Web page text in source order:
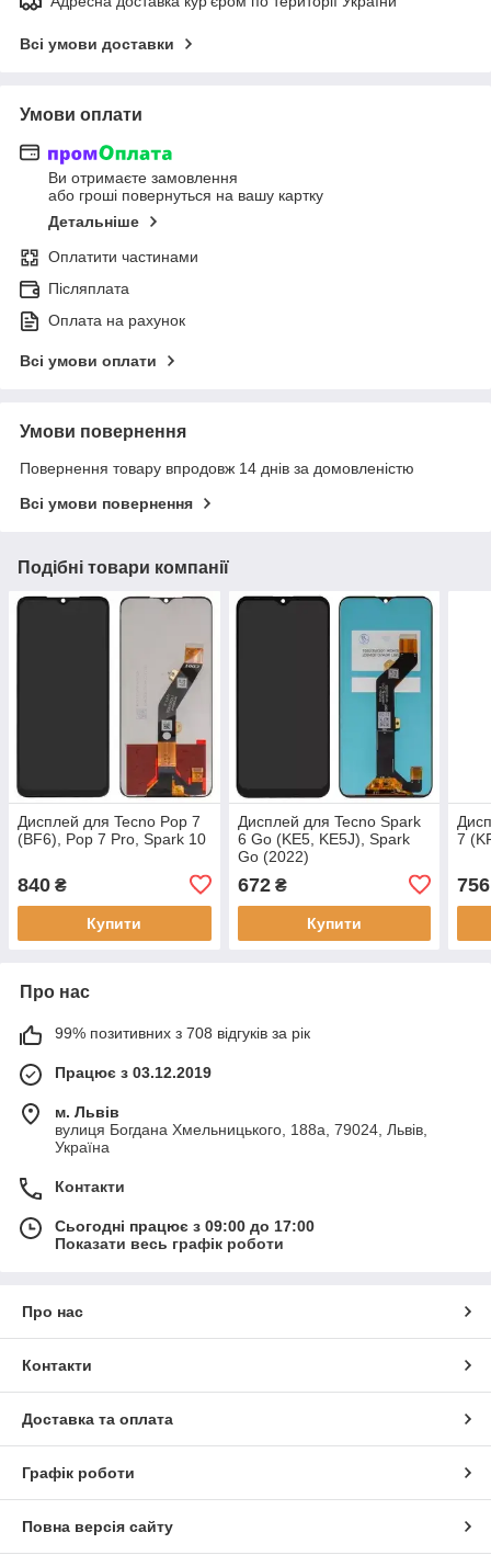
Всі умови доставки
Умови оплати
Ви отримаєте замовлення
або гроші повернуться на вашу картку
Детальніше
Оплатити частинами
Післяплата
Оплата на рахунок
Всі умови оплати
Умови повернення
Повернення товару впродовж 14 днів за домовленістю
Всі умови повернення
Подібні товари компанії
Дисплей для Tecno Pop 7
(BF6), Pop 7 Pro, Spark 10
840 ₴
Купити
Дисплей для Tecno Spark
6 Go (KE5, KE5J), Spark
Go (2022)
672₴
Купити
7
756
Про нас
99% позитивних з 708 відгуків за рік
Працює з 03.12.2019
м. Львів
вулиця Богдана Хмельницького, 188а, 79024, Львів,
Україна
Контакти
Сьогодні працює з 09:00 до 17:00
Показати весь графік роботи
Про нас
Контакти
Доставка та оплата
Графік роботи
Повна версія сайту